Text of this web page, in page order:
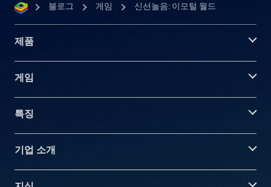
블로그 게임 신선놀음: 이모털 월드
제품
게임
특징
기업 소개